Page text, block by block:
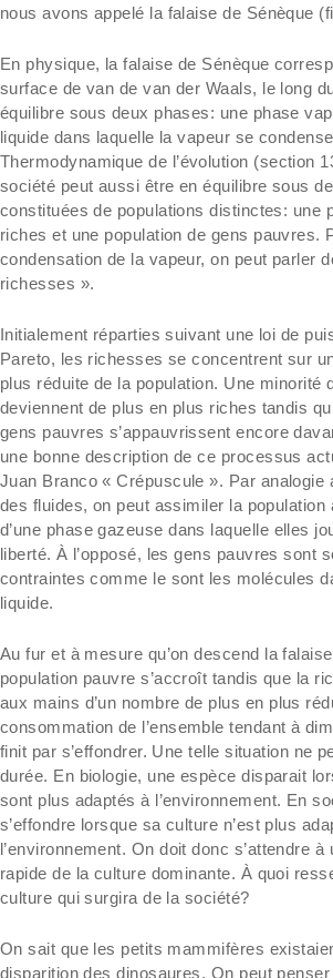
nous avons appelé la falaise de Sénèque
En physique, la falaise de Sénèque
surface de van de van der Waals, le long
équilibre sous deux phases: une phase
liquide dans laquelle la vapeur se
Thermodynamique de l’évolution (section
société peut aussi être en équilibre sous
constituées de populations distinctes: une
riches et une population de gens pauvres.
condensation de la vapeur, on peut parler
richesses ».
Initialement réparties suivant une loi de
Pareto, les richesses se concentrent sur
plus réduite de la population. Une minorité
deviennent de plus en plus riches tandis
gens pauvres s’appauvrissent encore
une bonne description de ce processus
Juan Branco « Crépuscule ». Par analogie
des fluides, on peut assimiler la population
d’une phase gazeuse dans laquelle elles
liberté. À l’opposé, les gens pauvres sont
contraintes comme le sont les molécules
liquide.
Au fur et à mesure qu’on descend la
population pauvre s’accroît tandis que la
aux mains d’un nombre de plus en plus
consommation de l’ensemble tendant à
finit par s’effondrer. Une telle situation ne
durée. En biologie, une espèce disparait
sont plus adaptés à l’environnement. En
s’effondre lorsque sa culture n’est plus
l’environnement. On doit donc s’attendre à
rapide de la culture dominante. À quoi
culture qui surgira de la société?
On sait que les petits mammifères
disparition des dinosaures. On peut